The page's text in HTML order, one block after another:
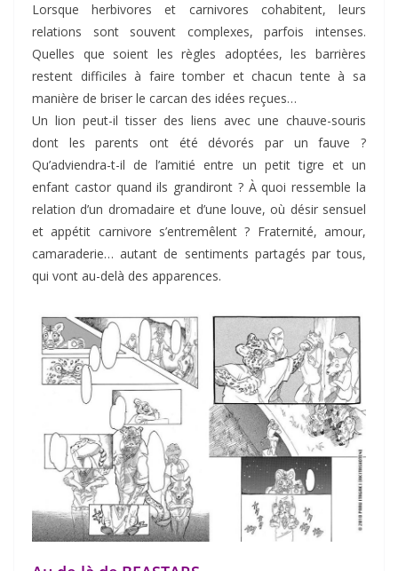
Lorsque herbivores et carnivores cohabitent, leurs
relations sont souvent complexes, parfois intenses.
Quelles que soient les règles adoptées, les barrières
restent difficiles à faire tomber et chacun tente à sa
manière de briser le carcan des idées reçues…
Un lion peut-il tisser des liens avec une chauve-souris
dont les parents ont été dévorés par un fauve ?
Qu’adviendra-t-il de l’amitié entre un petit tigre et un
enfant castor quand ils grandiront ? À quoi ressemble la
relation d’un dromadaire et d’une louve, où désir sensuel
et appétit carnivore s’entremêlent ? Fraternité, amour,
camaraderie… autant de sentiments partagés par tous,
qui vont au-delà des apparences.